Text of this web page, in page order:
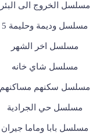
مسلسل الخروج الى البئر
مسلسل وديمة وحليمة 5
مسلسل اخر الشهر
مسلسل شاي خانه
مسلسل سكنهم مساكنهم
مسلسل حي الجرادية
مسلسل بابا وماما جيران